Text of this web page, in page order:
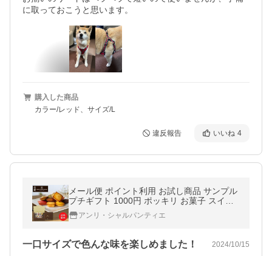
に取っておこうと思います。
購入した商品
カラー/レッド、サイズ/L
違反報告 いいね 4
メール便 ポイント利用 お試し商品 サンプル
プチギフト 1000円 ポッキリ お菓子 スイー
ツ アンリ プティ・ガトー・アソルティ 12個
入ポストインHPG-10PIN
アンリ・シャルパンティエ
一口サイズで色んな味を楽しめました！ 2024/10/15